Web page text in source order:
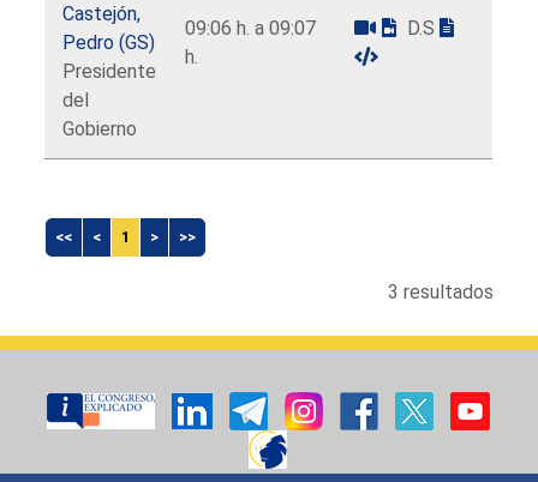
Castejón,
Pedro (GS)
Presidente
del
Gobierno
09:06 h. a 09:07
h.
D.S
<< < 1 > >>
3 resultados